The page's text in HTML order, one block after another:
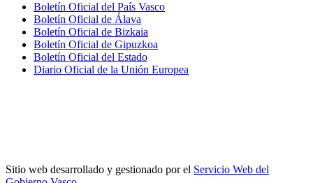
Boletín Oficial del País Vasco
Boletín Oficial de Álava
Boletín Oficial de Bizkaia
Boletín Oficial de Gipuzkoa
Boletín Oficial del Estado
Diario Oficial de la Unión Europea
Sitio web desarrollado y gestionado por el Servicio Web del